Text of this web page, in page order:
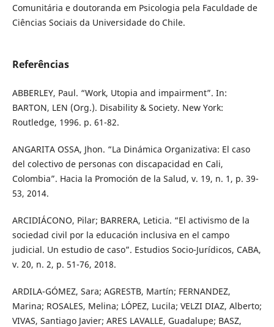
Comunitária e doutoranda em Psicologia pela Faculdade de
Ciências Sociais da Universidade do Chile.
Referências
ABBERLEY, Paul. “Work, Utopia and impairment”. In:
BARTON, LEN (Org.). Disability & Society. New York:
Routledge, 1996. p. 61-82.
ANGARITA OSSA, Jhon. “La Dinámica Organizativa: El caso
del colectivo de personas con discapacidad en Cali,
Colombia”. Hacia la Promoción de la Salud, v. 19, n. 1, p. 39-
53, 2014.
ARCIDIÁCONO, Pilar; BARRERA, Leticia. “El activismo de la
sociedad civil por la educación inclusiva en el campo
judicial. Un estudio de caso”. Estudios Socio-Jurídicos, CABA,
v. 20, n. 2, p. 51-76, 2018.
ARDILA-GÓMEZ, Sara; AGRESTB, Martín; FERNANDEZ,
Marina; ROSALES, Melina; LÓPEZ, Lucila; VELZI DIAZ, Alberto;
VIVAS, Santiago Javier; ARES LAVALLE, Guadalupe; BASZ,